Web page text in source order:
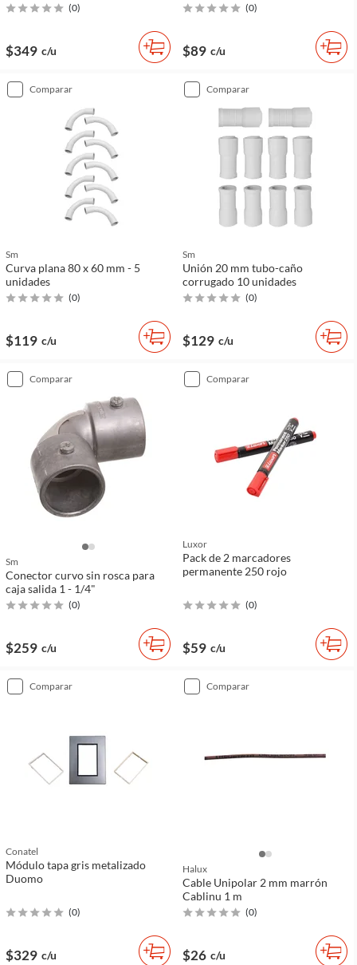
(0)
$349 c/u
(0)
$89 c/u
comparar
Sm
Curva plana 80 x 60 mm - 5
unidades
(0)
$119 c/u
comparar
Sm
Unión 20 mm tubo-caño
corrugado 10 unidades
(0)
$129 c/u
comparar
Sm
Conector curvo sin rosca para
caja salida 1 - 1/4"
(0)
$259 c/u
comparar
Luxor
Pack de 2 marcadores
permanente 250 rojo
(0)
$59 c/u
comparar
Conatel
Módulo tapa gris metalizado
Duomo
(0)
$329 c/u
comparar
Halux
Cable Unipolar 2 mm marrón
Cablinu 1 m
(0)
$26 c/u